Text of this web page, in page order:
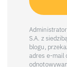
S.A. z
blogu,
adres e-mail